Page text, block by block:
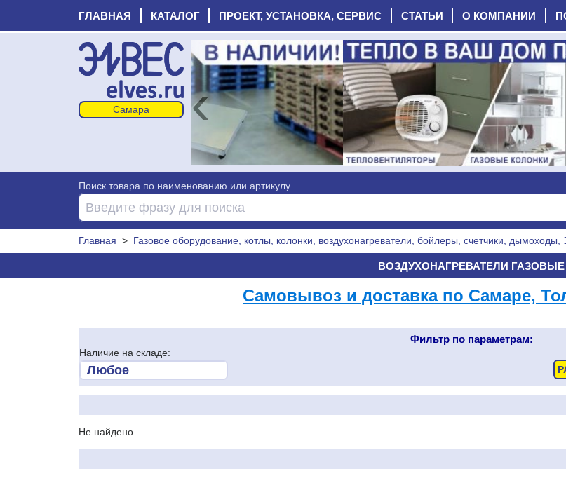
ГЛАВНАЯ КАТАЛОГ ПРОЕКТ, УСТАНОВКА, СЕРВИС СТАТЬИ О КОМПАНИИ
‹
Поиск товара по наименованию или артикулу
Главная > Газовое оборудование, котлы, колонки, воздухонагреватели, бойлеры, счетчики, дымоходы,
ВОЗДУХОНАГРЕВАТЕЛИ ГАЗОВЫЕ
Самовывоз и доставка по Самаре,
Фильтр по параметрам:
Наличие на складе:
Не найдено